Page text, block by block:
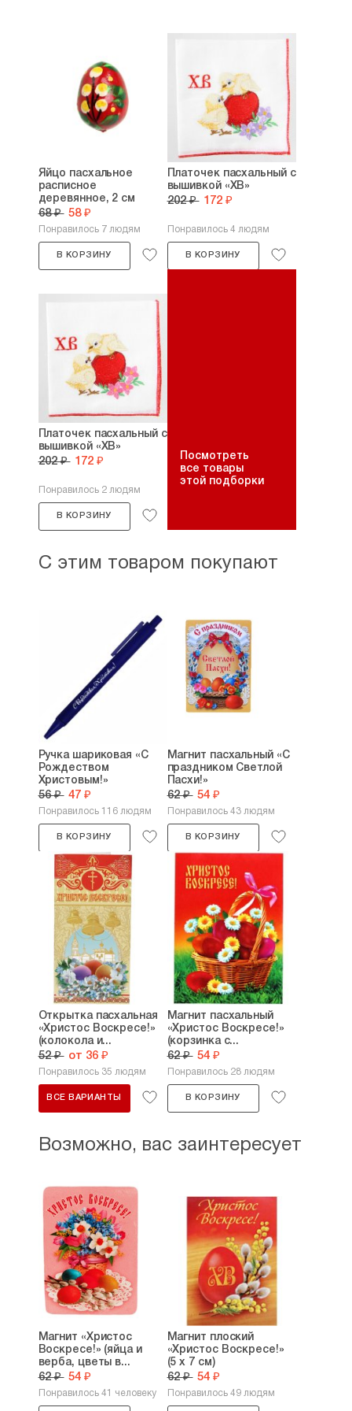
Яйцо пасхальное
расписное
деревянное, 2 см
68 ₽ 58 ₽
Понравилось 7 людям
В КОРЗИНУ
Платочек пасхальный с
вышивкой «ХВ»
202 ₽ 172 ₽
Понравилось 4 людям
В КОРЗИНУ
Платочек пасхальный с
вышивкой «ХВ»
202 ₽ 172 ₽
Понравилось 2 людям
В КОРЗИНУ
Посмотреть
все товары
этой подборки
С этим товаром покупают
Ручка шариковая «С
Рождеством
Христовым!»
56 ₽ 47 ₽
Понравилось 116 людям
В КОРЗИНУ
Магнит пасхальный «С
праздником Светлой
Пасхи!»
62 ₽ 54 ₽
Понравилось 43 людям
В КОРЗИНУ
Открытка пасхальная
«Христос Воскресе!»
(колокола и...
52 ₽ от 36 ₽
Понравилось 35 людям
ВСЕ ВАРИАНТЫ
Магнит пасхальный
«Христос Воскресе!»
(корзинка с...
62 ₽ 54 ₽
Понравилось 28 людям
В КОРЗИНУ
Возможно, вас заинтересует
Магнит «Христос
Воскресе!» (яйца и
верба, цветы в...
62 ₽ 54 ₽
Понравилось 41 человеку
Магнит плоский
«Христос Воскресе!»
(5 х 7 см)
62 ₽ 54 ₽
Понравилось 49 людям